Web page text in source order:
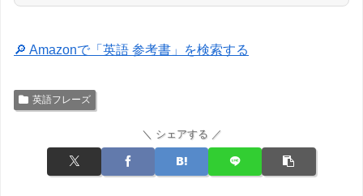
🔎 Amazonで「英語 参考書」を検索する
英語フレーズ
＼ シェアする ／